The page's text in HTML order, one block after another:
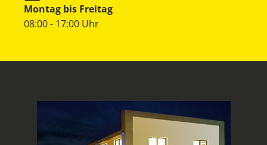
Montag bis Freitag
08:00 - 17:00 Uhr